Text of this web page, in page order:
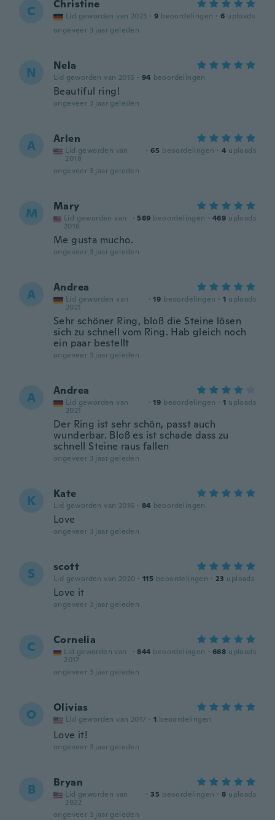
C Christine
Lid geworden van 2023 · 9 beoordelingen · 6 uploads
ongeveer 3 jaar geleden
N Nela
Lid geworden van 2015 · 94 beoordelingen
Beautiful ring!
ongeveer 3 jaar geleden
A Arlen
Lid geworden van
2018
· 65 beoordelingen · 4 uploads
ongeveer 3 jaar geleden
M Mary
Lid geworden van
2016
· 569 beoordelingen · 469 uploads
Me gusta mucho.
ongeveer 3 jaar geleden
A Andrea
Lid geworden van
2021
· 19 beoordelingen · 1 uploads
Sehr schöner Ring, bloß die Steine lösen
sich zu schnell vom Ring. Hab gleich noch
ein paar bestellt
ongeveer 3 jaar geleden
A Andrea
Lid geworden van
2021
· 19 beoordelingen · 1 uploads
Der Ring ist sehr schön, passt auch
wunderbar. Bloß es ist schade dass zu
schnell Steine raus fallen
ongeveer 3 jaar geleden
K Kate
Lid geworden van 2016 · 84 beoordelingen
Love
ongeveer 3 jaar geleden
S scott
Lid geworden van 2020 · 115 beoordelingen · 23 uploads
Love it
ongeveer 3 jaar geleden
C Cornelia
Lid geworden van
2017
· 844 beoordelingen · 668 uploads
ongeveer 3 jaar geleden
O Olivias
Lid geworden van 2017 · 1 beoordelingen
Love it!
ongeveer 3 jaar geleden
B Bryan
Lid geworden van
2022
· 35 beoordelingen · 8 uploads
ongeveer 3 jaar geleden